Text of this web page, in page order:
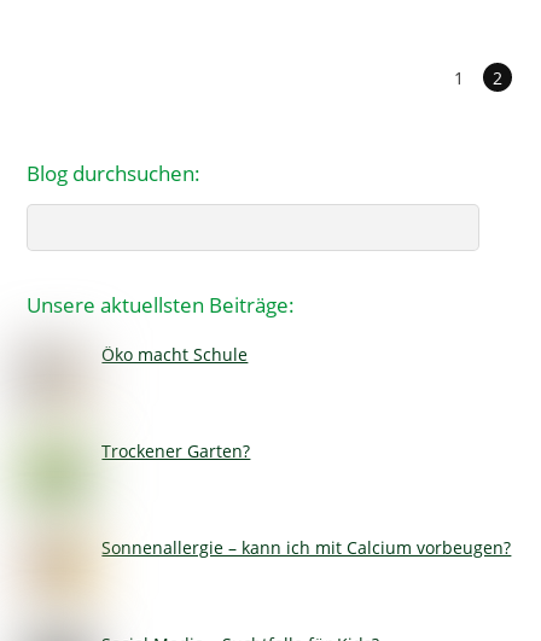
1 2
Blog durchsuchen:
Unsere aktuellsten Beiträge:
Öko macht Schule
Trockener Garten?
Sonnenallergie – kann ich mit Calcium vorbeugen?